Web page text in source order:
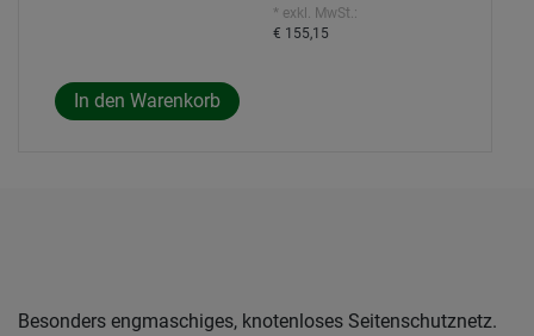
* exkl. MwSt.:
€ 155,15
Besonders engmaschiges, knotenloses Seitenschutznetz.